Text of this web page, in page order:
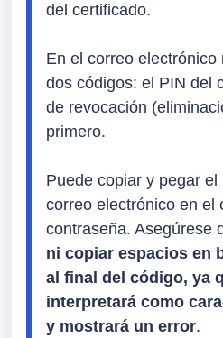
del certificado.
En el correo
dos códigos: el PIN del
de revocación
primero.
Puede copiar y pegar
correo electrónico en el
contraseña. Asegúrese
ni copiar espacios en
al final del código, ya
interpretará como
y mostrará un error.